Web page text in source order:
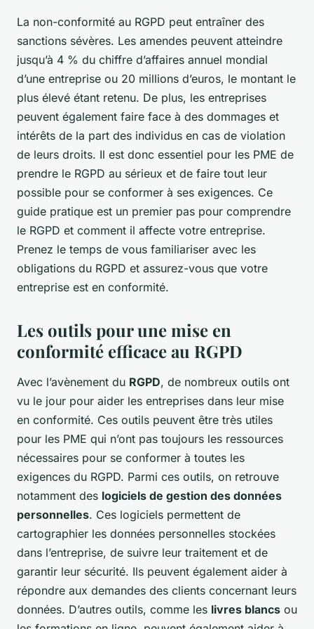
La non-conformité au RGPD peut entraîner des
sanctions sévères. Les amendes peuvent atteindre
jusqu’à 4 % du chiffre d’affaires annuel mondial
d’une entreprise ou 20 millions d’euros, le montant le
plus élevé étant retenu. De plus, les entreprises
peuvent également faire face à des dommages et
intérêts de la part des individus en cas de violation
de leurs droits. Il est donc essentiel pour les PME de
prendre le RGPD au sérieux et de faire tout leur
possible pour se conformer à ses exigences. Ce
guide pratique est un premier pas pour comprendre
le RGPD et comment il affecte votre entreprise.
Prenez le temps de vous familiariser avec les
obligations du RGPD et assurez-vous que votre
entreprise est en conformité.
Les outils pour une mise en
conformité efficace au RGPD
Avec l’avènement du RGPD, de nombreux outils ont
vu le jour pour aider les entreprises dans leur mise
en conformité. Ces outils peuvent être très utiles
pour les PME qui n’ont pas toujours les ressources
nécessaires pour se conformer à toutes les
exigences du RGPD. Parmi ces outils, on retrouve
notamment des logiciels de gestion des données
personnelles. Ces logiciels permettent de
cartographier les données personnelles stockées
dans l’entreprise, de suivre leur traitement et de
garantir leur sécurité. Ils peuvent également aider à
répondre aux demandes des clients concernant leurs
données. D’autres outils, comme les livres blancs ou